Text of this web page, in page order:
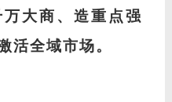
大商、造重点强
活全域市场。